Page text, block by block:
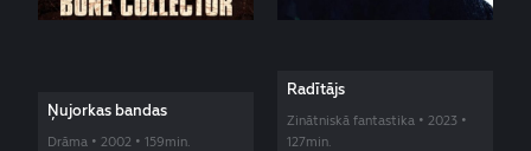
Ņujorkas bandas
Drāma • 2002 • 159min.
Radītājs
Zinātniskā fantastika • 2023 •
127min.